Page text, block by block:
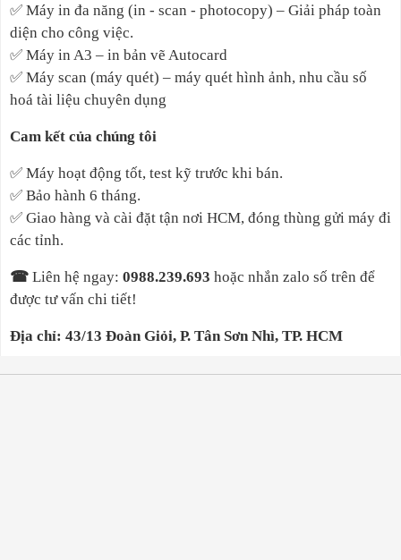
✅ Máy in đa năng (in - scan - photocopy) – Giải pháp toàn
diện cho công việc.
✅ Máy in A3 – in bản vẽ Autocard
✅ Máy scan (máy quét) – máy quét hình ảnh, nhu cầu số
hoá tài liệu chuyên dụng
Cam kết của chúng tôi
✅ Máy hoạt động tốt, test kỹ trước khi bán.
✅ Bảo hành 6 tháng.
✅ Giao hàng và cài đặt tận nơi HCM, đóng thùng gửi máy đi
các tỉnh.
☎ Liên hệ ngay: 0988.239.693 hoặc nhắn zalo số trên để
được tư vấn chi tiết!
Địa chỉ: 43/13 Đoàn Giỏi, P. Tân Sơn Nhì, TP. HCM